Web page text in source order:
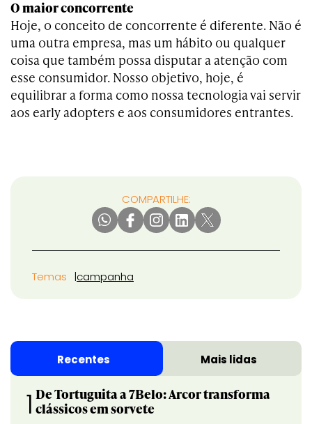
O maior concorrente
Hoje, o conceito de concorrente é diferente. Não é
uma outra empresa, mas um hábito ou qualquer
coisa que também possa disputar a atenção com
esse consumidor. Nosso objetivo, hoje, é
equilibrar a forma como nossa tecnologia vai servir
aos early adopters e aos consumidores entrantes.
COMPARTILHE:
Temas campanha
Recentes Mais lidas
1 De Tortuguita a 7Belo: Arcor transforma
clássicos em sorvete